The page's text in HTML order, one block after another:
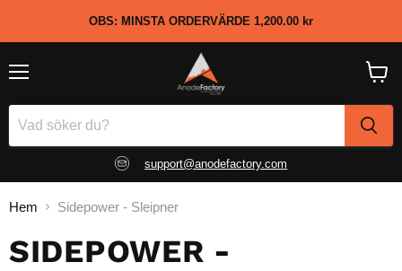
OBS: MINSTA ORDERVÄRDE 1,200.00 kr
support@anodefactory.com
Hem Sidepower - Sleipner
SIDEPOWER -